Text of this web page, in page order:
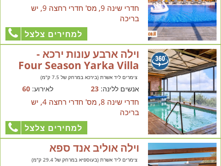
חדרי שינה 9, מס' חדרי רחצה 9, יש
בריכה
למחירים צלצל
וילה ארבע עונות ירכא -
Four Season Yarka Villa
צימרים ליד אשרת (בירכא במרחק של 7.5 ק"מ)
אנשים ללינה:23 לאירוע:60
חדרי שינה 8, מס' חדרי רחצה 4, יש
בריכה
למחירים צלצל
וילה אוליב אנד ספא
צימרים ליד אשרת (בעוספיא במרחק של 29.4 ק"מ)